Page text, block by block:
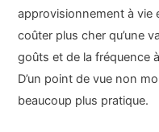
approvisionnement à vie
coûter plus cher qu’une
goûts et de la fréquence
D’un point de vue non
beaucoup plus pratique.